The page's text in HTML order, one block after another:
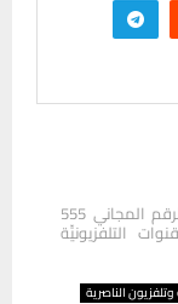
هيئة الإعلام والإتصالات تخصِّصُ خطاً ساخناً بالرقم المجاني 555
التلفزيونيِّة
الناصرية